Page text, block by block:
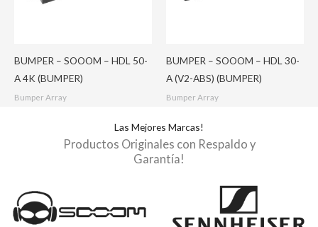
BUMPER – SOOOM – HDL 50-
A 4K (BUMPER)
Bumper Array
BUMPER – SOOOM – HDL 30-
A (V2-ABS) (BUMPER)
Bumper Array
Las Mejores Marcas!
Productos Originales con Respaldo y
Garantía!